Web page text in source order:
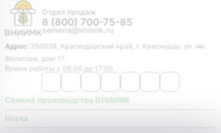
Отдел продаж
8 (800) 700-75-85
semena@vniimk.ru
Адрес:
350038, Краснодарский край, г. Краснодар, ул. им.
Филатова, дом 17
Время работы с 08:00 до 17:00
Семена производства ВНИИМК
Наука